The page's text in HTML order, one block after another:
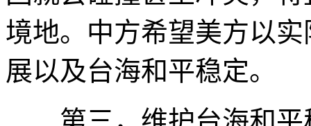
境地。中方希望美方以
展以及台海和平稳定。